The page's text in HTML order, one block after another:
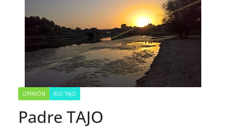
OPINIÓN RIO TAJO
Padre TAJO